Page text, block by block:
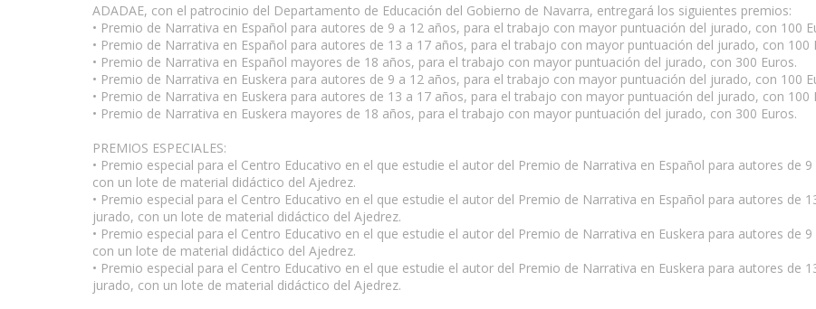
ADADAE, con el patrocinio del Departamento de Educación del Gobierno de Navarra, entregará los siguientes premios:
• Premio de Narrativa en Español para autores de 9 a 12 años, para el trabajo con mayor puntuación del jurado, con 100
• Premio de Narrativa en Español para autores de 13 a 17 años, para el trabajo con mayor puntuación del jurado, con 100
• Premio de Narrativa en Español mayores de 18 años, para el trabajo con mayor puntuación del jurado, con 300 Euros.
• Premio de Narrativa en Euskera para autores de 9 a 12 años, para el trabajo con mayor puntuación del jurado, con 100
• Premio de Narrativa en Euskera para autores de 13 a 17 años, para el trabajo con mayor puntuación del jurado, con 100
• Premio de Narrativa en Euskera mayores de 18 años, para el trabajo con mayor puntuación del jurado, con 300 Euros.
PREMIOS ESPECIALES:
• Premio especial para el Centro Educativo en el que estudie el autor del Premio de Narrativa en Español para autores de
con un lote de material didáctico del Ajedrez.
• Premio especial para el Centro Educativo en el que estudie el autor del Premio de Narrativa en Español para autores de
jurado, con un lote de material didáctico del Ajedrez.
• Premio especial para el Centro Educativo en el que estudie el autor del Premio de Narrativa en Euskera para autores de
con un lote de material didáctico del Ajedrez.
• Premio especial para el Centro Educativo en el que estudie el autor del Premio de Narrativa en Euskera para autores de
jurado, con un lote de material didáctico del Ajedrez.